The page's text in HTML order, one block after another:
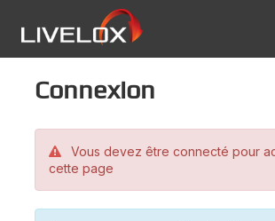
Connexion
Vous devez être connecté pour
cette page